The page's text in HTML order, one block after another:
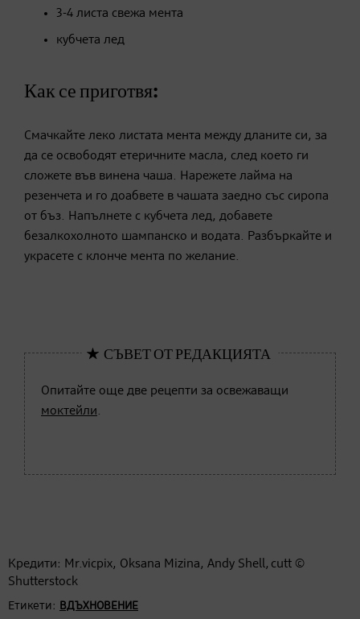
3-4 листа свежа мента
кубчета лед
Как се приготвя:
Смачкайте леко листата мента между дланите си, за
да се освободят етеричните масла, след което ги
сложете във винена чаша. Нарежете лайма на
резенчета и го доабвете в чашата заедно със сиропа
от бъз. Напълнете с кубчета лед, добавете
безалкохолното шампанско и водата. Разбъркайте и
украсете с клонче мента по желание.
Опитайте още две рецепти за освежаващи
моктейли.
Кредити: Mr.vicpix, Oksana Mizina, Andy Shell, cutt ©
Shutterstock
Етикети: ВДЪХНОВЕНИЕ